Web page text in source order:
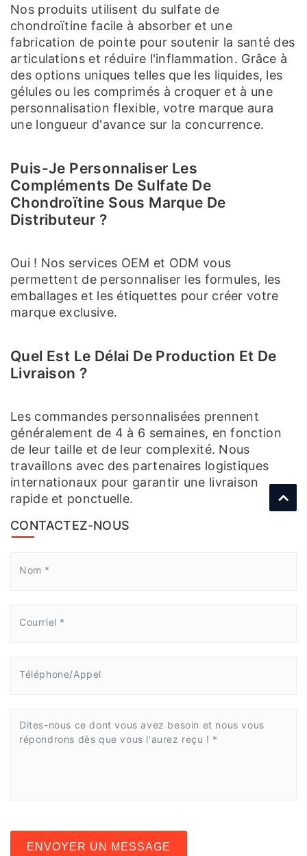
Nos produits utilisent du sulfate de
chondroïtine facile à absorber et une
fabrication de pointe pour soutenir la santé des
articulations et réduire l'inflammation. Grâce à
des options uniques telles que les liquides, les
gélules ou les comprimés à croquer et à une
personnalisation flexible, votre marque aura
une longueur d'avance sur la concurrence.
Puis-Je Personnaliser Les
Compléments De Sulfate De
Chondroïtine Sous Marque De
Distributeur ?
Oui ! Nos services OEM et ODM vous
permettent de personnaliser les formules, les
emballages et les étiquettes pour créer votre
marque exclusive.
Quel Est Le Délai De Production Et De
Livraison ?
Les commandes personnalisées prennent
généralement de 4 à 6 semaines, en fonction
de leur taille et de leur complexité. Nous
travaillons avec des partenaires logistiques
internationaux pour garantir une livraison
rapide et ponctuelle.
CONTACTEZ-NOUS
ENVOYER UN MESSAGE